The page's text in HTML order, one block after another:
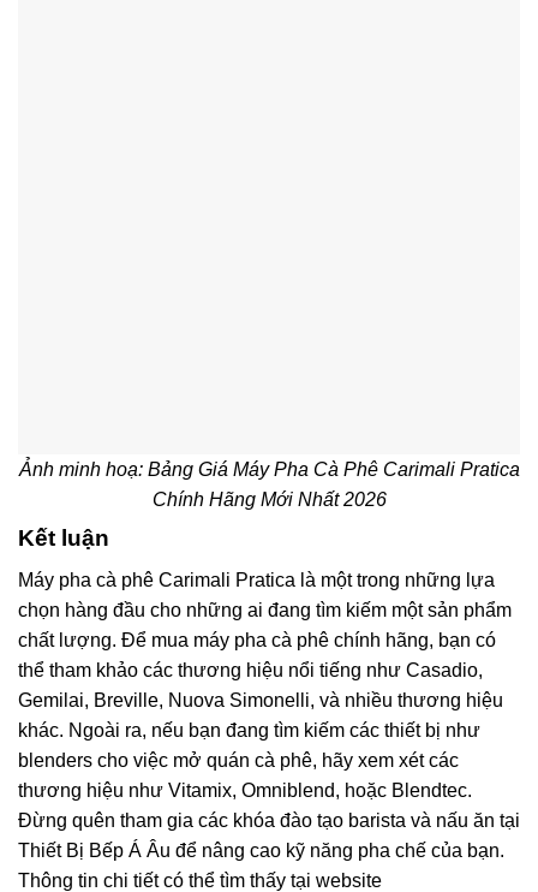
Ảnh minh hoạ: Bảng Giá Máy Pha Cà Phê Carimali Pratica
Chính Hãng Mới Nhất 2026
Kết luận
Máy pha cà phê Carimali Pratica là một trong những lựa
chọn hàng đầu cho những ai đang tìm kiếm một sản phẩm
chất lượng. Để mua máy pha cà phê chính hãng, bạn có
thể tham khảo các thương hiệu nổi tiếng như Casadio,
Gemilai, Breville, Nuova Simonelli, và nhiều thương hiệu
khác. Ngoài ra, nếu bạn đang tìm kiếm các thiết bị như
blenders cho việc mở quán cà phê, hãy xem xét các
thương hiệu như Vitamix, Omniblend, hoặc Blendtec.
Đừng quên tham gia các khóa đào tạo barista và nấu ăn tại
Thiết Bị Bếp Á Âu để nâng cao kỹ năng pha chế của bạn.
Thông tin chi tiết có thể tìm thấy tại website